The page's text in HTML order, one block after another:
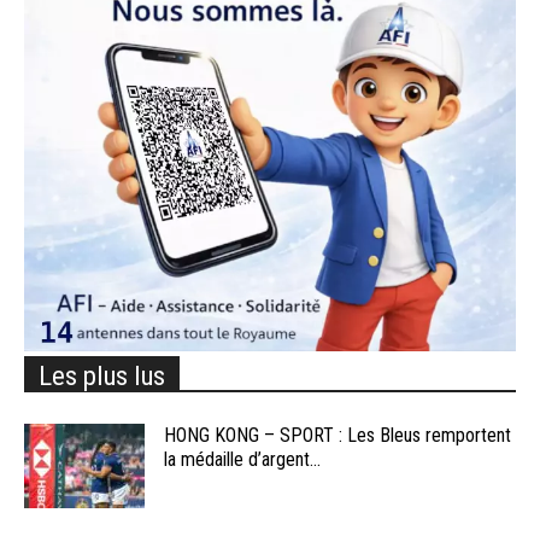
Les plus lus
HONG KONG – SPORT : Les Bleus remportent
la médaille d’argent...